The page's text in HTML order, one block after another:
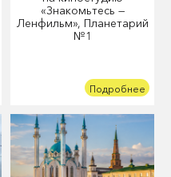
«Знакомьтесь —
Ленфильм», Планетарий
№1
Подробнее